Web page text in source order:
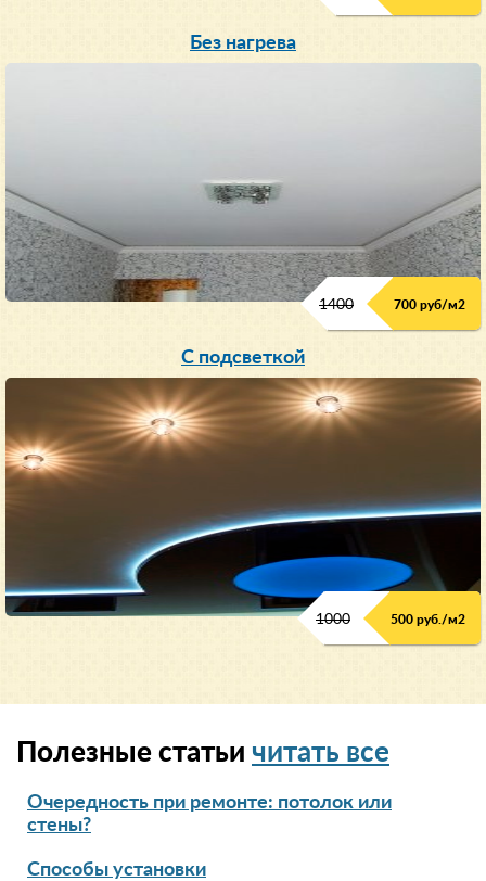
Без нагрева
1400 700 руб/м2
С подсветкой
1000 500 руб./м2
Полезные статьи читать все
Очередность при ремонте: потолок или
стены?
Способы установки